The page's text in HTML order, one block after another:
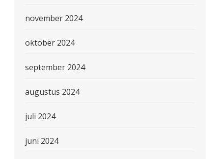
november 2024
oktober 2024
september 2024
augustus 2024
juli 2024
juni 2024